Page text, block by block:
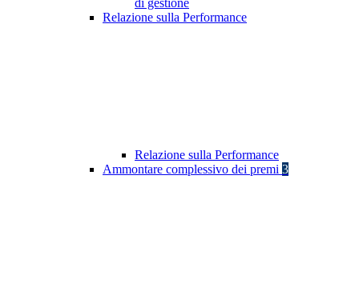
di gestione
Relazione sulla Performance
Relazione sulla Performance
Ammontare complessivo dei premi 3